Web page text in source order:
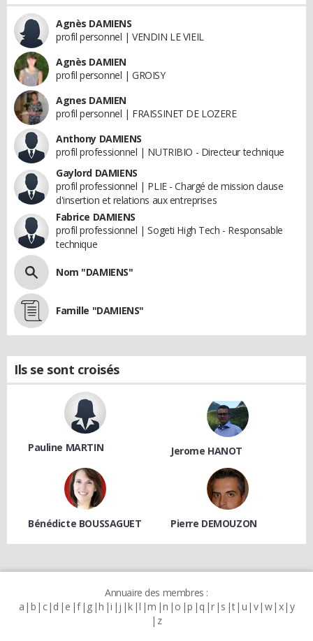
Agnès DAMIENS
profil personnel | VENDIN LE VIEIL
Agnès DAMIEN
profil personnel | GROISY
Agnes DAMIEN
profil personnel | FRAISSINET DE LOZERE
Anthony DAMIENS
profil professionnel | NUTRIBIO - Directeur technique
Gaylord DAMIENS
profil professionnel | PLIE - Chargé de mission clause
d'insertion et relations aux entreprises
Fabrice DAMIENS
profil professionnel | Sogeti High Tech - Responsable
technique
Nom "DAMIENS"
Famille "DAMIENS"
Ils se sont croisés
Pauline MARTIN Jerome HANOT
Bénédicte BOUSSAGUET Pierre DEMOUZON
Annuaire des membres :
a b c d e f g h i j k l m n o p q r s t u v w x y
z